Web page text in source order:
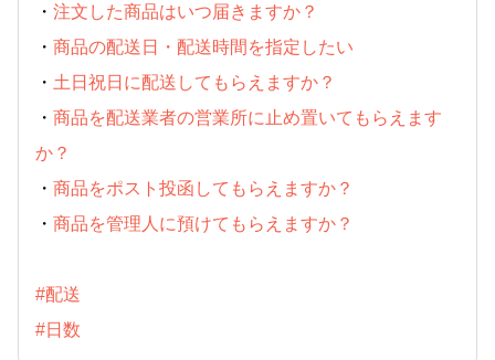
・ 注文した商品はいつ届きますか？
・ 商品の配送日・配送時間を指定したい
・ 土日祝日に配送してもらえますか？
・ 商品を配送業者の営業所に止め置いてもらえます
か？
・ 商品をポスト投函してもらえますか？
・ 商品を管理人に預けてもらえますか？
#配送
#日数